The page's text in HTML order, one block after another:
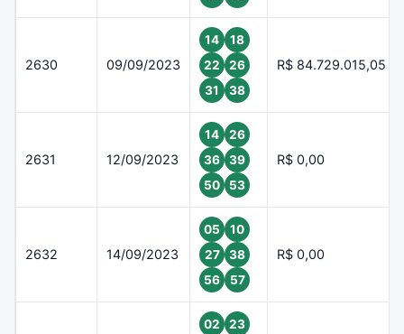
2630 09/09/2023
14
18
22
26
31
38
R$ 84.729.015,05
2631 12/09/2023
14
26
36
39
50
53
R$ 0,00
2632 14/09/2023
05
10
27
38
56
57
R$ 0,00
02
23